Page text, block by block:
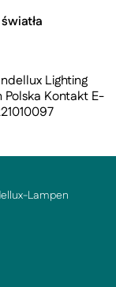
Lighting
Polska Kontakt E-
Lampen